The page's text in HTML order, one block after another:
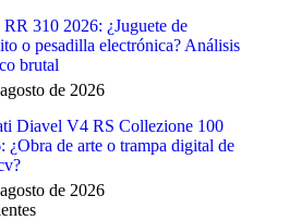
310 2026: ¿Juguete de
o pesadilla electrónica? Análisis
brutal
de 2026
Diavel V4 RS Collezione 100
¿Obra de arte o trampa digital de
de 2026